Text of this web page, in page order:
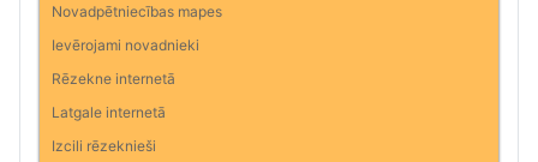
Novadpētniecības mapes
Ievērojami novadnieki
Rēzekne internetā
Latgale internetā
Izcili rēzeknieši